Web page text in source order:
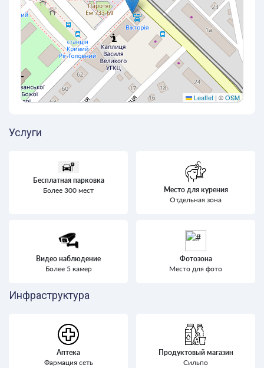
Leaflet | ©OSM
Услуги
Бесплатная парковка
Более 300 мест
Место для курения
Отдельная зона
Видео наблюдение
Более 5 камер
Фотозона
Место для фото
Инфраструктура
Аптека
Фармация сеть
Продуктовый магазин
Сильпо